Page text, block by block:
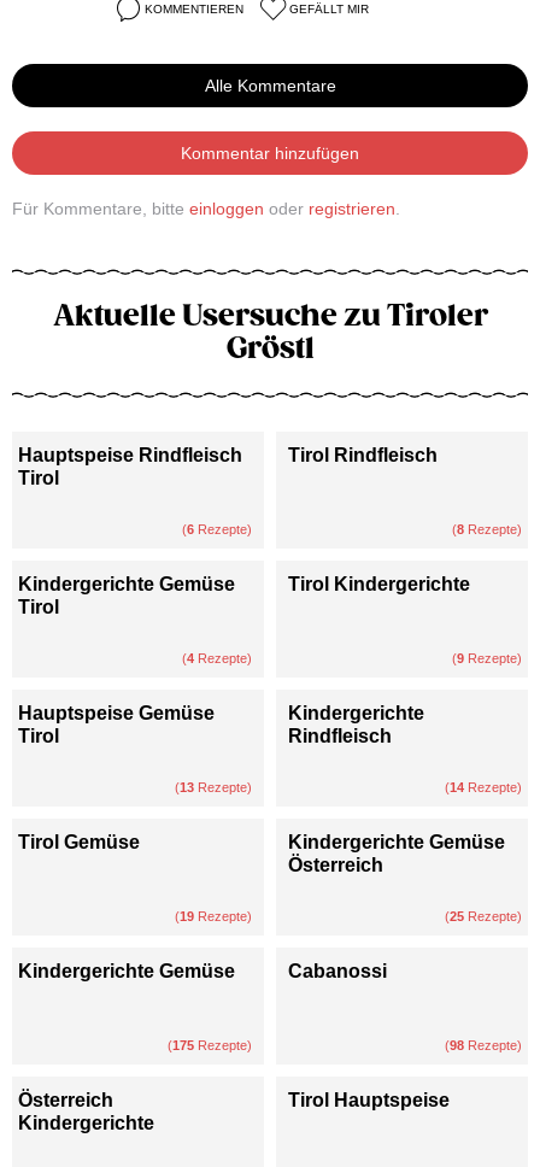
KOMMENTIEREN GEFÄLLT MIR
Alle Kommentare
Kommentar hinzufügen
Für Kommentare, bitte einloggen oder registrieren
Aktuelle Usersuche zu Tiroler
Gröstl
Hauptspeise Rindfleisch
Tirol
(6 Rezepte)
Tirol Rindfleisch
(8 Rezepte)
Kindergerichte Gemüse
Tirol
(4 Rezepte)
Tirol Kindergerichte
(9 Rezepte)
Hauptspeise Gemüse
Tirol
(13 Rezepte)
Kindergerichte
Rindfleisch
(14 Rezepte)
Tirol Gemüse
(19 Rezepte)
Kindergerichte Gemüse
Österreich
(25 Rezepte)
Kindergerichte Gemüse
(175 Rezepte)
Cabanossi
(98 Rezepte)
Österreich
Kindergerichte
Tirol Hauptspeise